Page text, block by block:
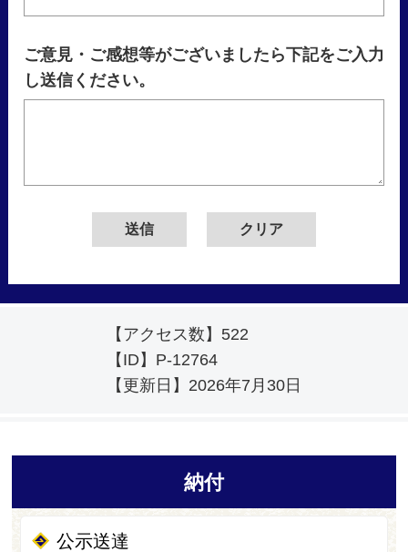
ご意見・ご感想等がございましたら下記をご入力
し送信ください。
【アクセス数】 522
【ID】 P-12764
【更新日】 2026年7月30日
納付
公示送達